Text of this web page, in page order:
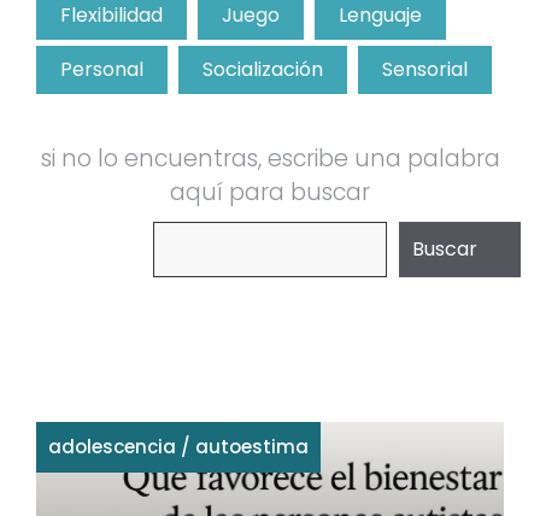
Flexibilidad
Juego
Lenguaje
Personal
Socialización Sensorial
si no lo encuentras, escribe una palabra
aquí para buscar
Buscar
adolescencia / autoestima